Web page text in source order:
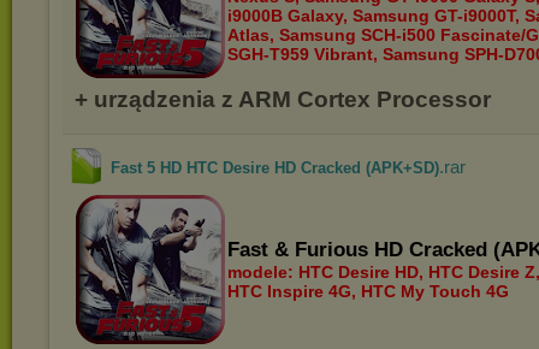
i9000B Galaxy, Samsung GT-i9000T,
Atlas, Samsung SCH-i500 Fascinate/
SGH-T959 Vibrant, Samsung SPH-
+ urządzenia z ARM Cortex Processor
Fast 5 HD HTC Desire HD Cracked (APK+SD).rar
Fast & Furious HD Cracked
modele: HTC Desire HD, HTC Desire
HTC Inspire 4G, HTC My Touch 4G